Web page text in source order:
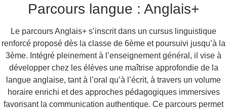
Parcours langue : Anglais+
Le parcours Anglais+ s’inscrit dans un cursus linguistique
renforcé proposé dès la classe de 6ème et poursuivi jusqu’à la
3ème. Intégré pleinement à l’enseignement général, il vise à
développer chez les élèves une maîtrise approfondie de la
langue anglaise, tant à l’oral qu’à l’écrit, à travers un volume
horaire enrichi et des approches pédagogiques immersives
favorisant la communication authentique. Ce parcours permet